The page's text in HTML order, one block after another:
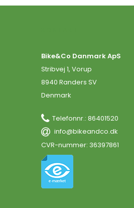
Bike&Co Danmark ApS
Stribvej 1, Vorup
8940 Randers SV
Denmark
Telefonnr.: 86401520
info@bikeandco.dk
CVR-nummer: 36397861